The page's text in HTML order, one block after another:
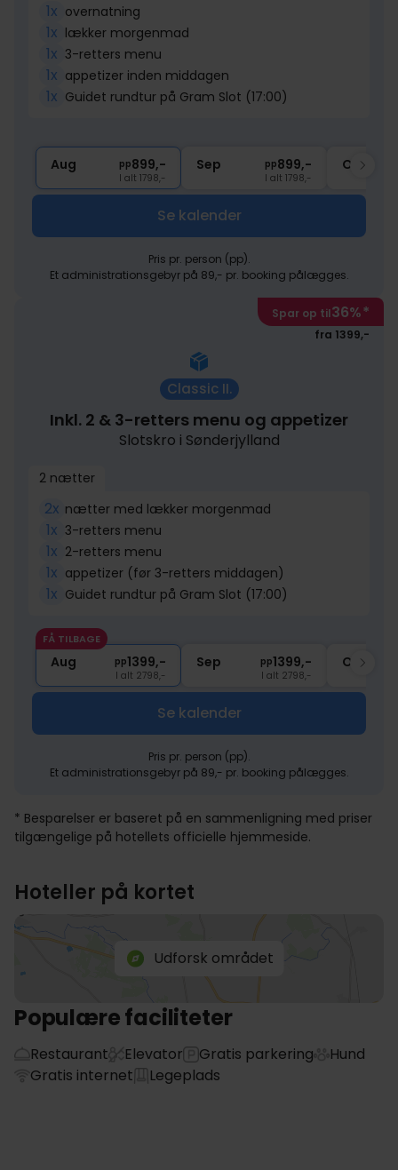
1x overnatning
1x lækker morgenmad
1x 3-retters menu
1x appetizer inden middagen
1x Guidet rundtur på Gram Slot (17:00)
Aug pp899,-
I alt 1798,-
Sep pp899,-
I alt 1798,-
Okt
Se kalender
Pris pr. person (pp).
Et administrationsgebyr på 89,- pr. booking pålægges.
Spar op til36%*
fra 1399,-
Classic II.
Inkl. 2 & 3-retters menu og appetizer
Slotskro i Sønderjylland
2 nætter
2x nætter med lækker morgenmad
1x 3-retters menu
1x 2-retters menu
1x appetizer (før 3-retters middagen)
1x Guidet rundtur på Gram Slot (17:00)
FÅ TILBAGE
Aug pp1399,-
I alt 2798,-
Sep pp1399,-
I alt 2798,-
Okt
Se kalender
Pris pr. person (pp).
Et administrationsgebyr på 89,- pr. booking pålægges.
* Besparelser er baseret på en sammenligning med priser
tilgængelige på hotellets officielle hjemmeside.
Hoteller på kortet
Udforsk området
Populære faciliteter
Restaurant Elevator Gratis parkering
Hund
Gratis internet
Legeplads